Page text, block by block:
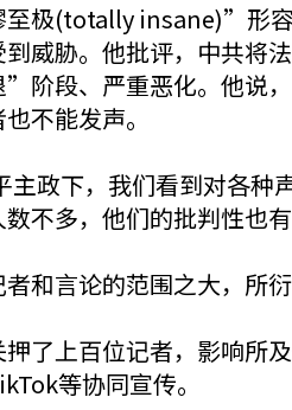
极(totally insane)”形容
威胁。他批评，中共将
阶段、严重恶化。他说
不能发声。
政下，我们看到对各种
不多，他们的批判性也
和言论的范围之大，所
了上百位记者，影响
等协同宣传。